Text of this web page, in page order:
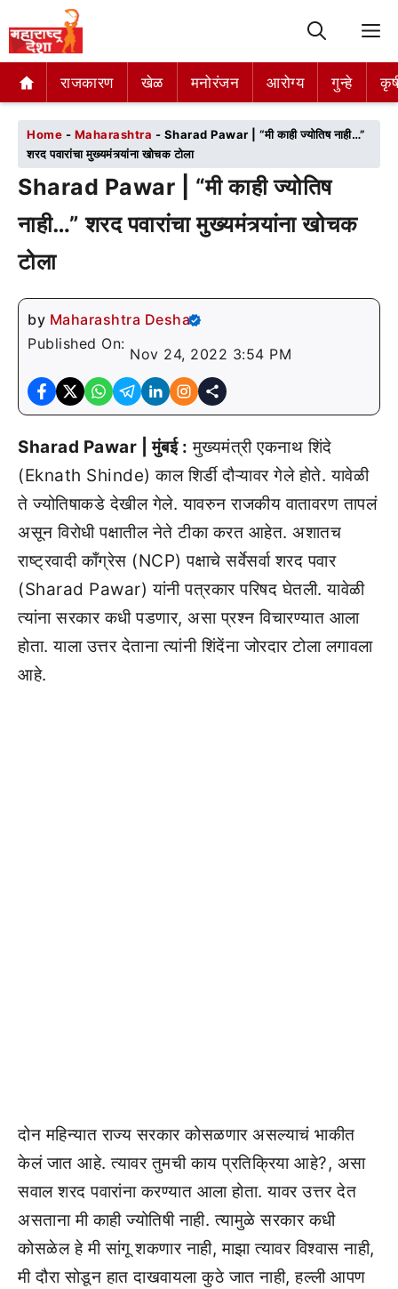
राजकारण खेळ मनोरंजन आरोग्य गुन्हे
राजकारण खेळ मनोरंजन आरोग्य गुन्हे
Home - Maharashtra - Sharad Pawar | “मी काही ज्योतिष नाही…”
शरद पवारांचा मुख्यमंत्र्यांना खोचक टोला
Sharad Pawar | “मी काही ज्योतिष
नाही…” शरद पवारांचा मुख्यमंत्र्यांना खोचक
टोला
by Maharashtra Desha
Published On:
Nov 24, 2022 3:54 PM
Sharad Pawar | मुंबई : मुख्यमंत्री एकनाथ शिंदे
(Eknath Shinde) काल शिर्डी दौऱ्यावर गेले होते. यावेळी
ते ज्योतिषाकडे देखील गेले. यावरुन राजकीय वातावरण तापलं
असून विरोधी पक्षातील नेते टीका करत आहेत. अशातच
राष्ट्रवादी काँग्रेस (NCP) पक्षाचे सर्वेसर्वा शरद पवार
(Sharad Pawar) यांनी पत्रकार परिषद घेतली. यावेळी
त्यांना सरकार कधी पडणार, असा प्रश्न विचारण्यात आला
होता. याला उत्तर देताना त्यांनी शिंदेंना जोरदार टोला लगावला
आहे.
दोन महिन्यात राज्य सरकार कोसळणार असल्याचं भाकीत
केलं जात आहे. त्यावर तुमची काय प्रतिक्रिया आहे?, असा
सवाल शरद पवारांना करण्यात आला होता. यावर उत्तर देत
असताना मी काही ज्योतिषी नाही. त्यामुळे सरकार कधी
कोसळेल हे मी सांगू शकणार नाही, माझा त्यावर विश्वास नाही,
मी दौरा सोडून हात दाखवायला कुठे जात नाही, हल्ली आपण